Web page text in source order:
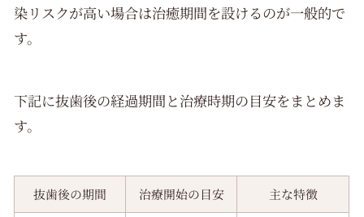
染リスクが高い場合は治癒期間を設けるのが一般的で
す。
下記に抜歯後の経過期間と治療時期の目安をまとめま
す。
抜歯後の期間 治療開始の目安
主な特徴